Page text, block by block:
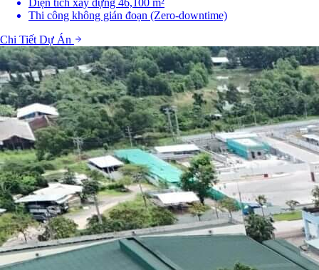
Diện tích xây dựng 46,100 m²
Thi công không gián đoạn (Zero-downtime)
Chi Tiết Dự Án